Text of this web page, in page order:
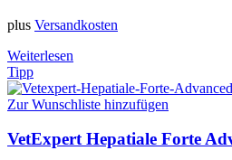
plus Versandkosten
Weiterlesen
Tipp
Zur Wunschliste hinzufügen
VetExpert Hepatiale Forte